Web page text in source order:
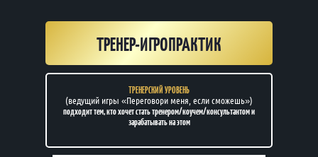
ТРЕНЕРСКИЙ УРОВЕНЬ
(ведущий игры «Переговори меня, если сможешь»)
подходит тем, кто хочет стать тренером/коучем/консультантом и
зарабатывать на этом
ТРЕНЕР-ИГРОПРАКТИК